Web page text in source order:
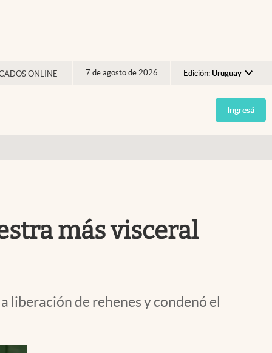
ONLINE 7 de agosto de 2026 Edición: Uruguay
Argentina
España
Ingresá
más visceral
liberación de rehenes y condenó el